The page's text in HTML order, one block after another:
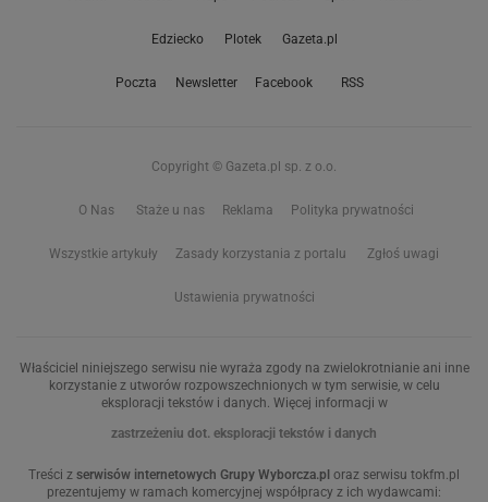
Edziecko Plotek Gazeta.pl
Poczta Newsletter Facebook RSS
Copyright © Gazeta.pl sp. z o.o.
O Nas Staże u nas Reklama Polityka prywatności
Wszystkie artykuły Zasady korzystania z portalu Zgłoś uwagi
Ustawienia prywatności
Właściciel niniejszego serwisu nie wyraża zgody na zwielokrotnianie ani inne
korzystanie z utworów rozpowszechnionych w tym serwisie, w celu
eksploracji tekstów i danych. Więcej informacji w
zastrzeżeniu dot. eksploracji tekstów i danych
Treści z serwisów internetowych Grupy Wyborcza.pl oraz serwisu tokfm.pl
prezentujemy w ramach komercyjnej współpracy z ich wydawcami: